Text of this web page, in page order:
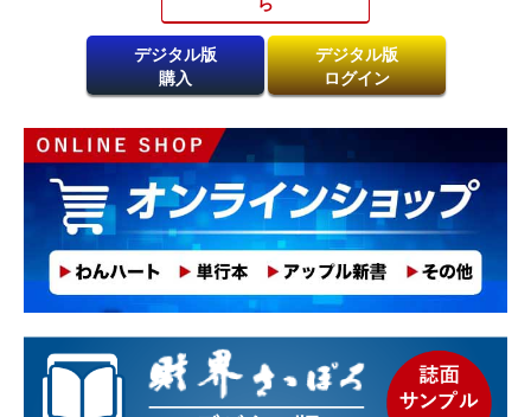
デジタル版
購入
デジタル版
ログイン